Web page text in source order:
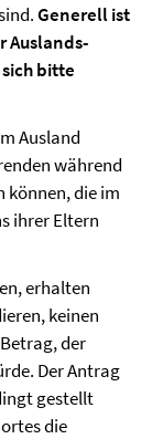
Generell ist
Auslands-
bitte
Ausland
während
können, die im
ihrer Eltern
erhalten
keinen
der
Der Antrag
gestellt
die